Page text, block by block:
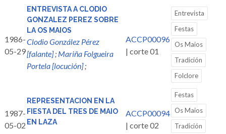
1986-
05-29
ENTREVISTA A CLODIO
GONZALEZ PEREZ SOBRE
LA OS MAIOS
Clodio González Pérez
[falante]; Mariña Folgueira
Portela [locución];
ACCP00096
| corte 01
Entrevista
Festas
Os Maios
Tradición
Folclore
1987-
05-02
REPRESENTACION EN LA
FIESTA DEL TRES DE MAIO
EN LAZA
ACCP00094
| corte 02
Festas
Os Maios
Tradición